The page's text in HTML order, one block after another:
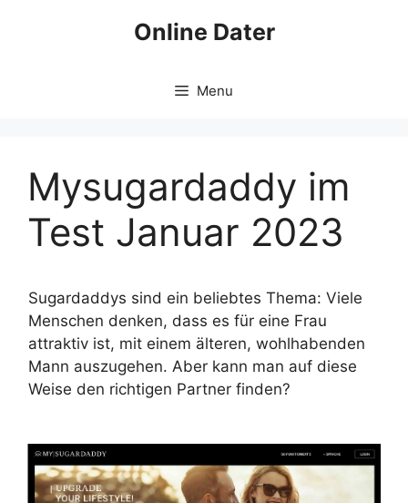
Online Dater
Menu
Mysugardaddy im
Test Januar 2023
Sugardaddys sind ein beliebtes Thema: Viele
Menschen denken, dass es für eine Frau
attraktiv ist, mit einem älteren, wohlhabenden
Mann auszugehen. Aber kann man auf diese
Weise den richtigen Partner finden?